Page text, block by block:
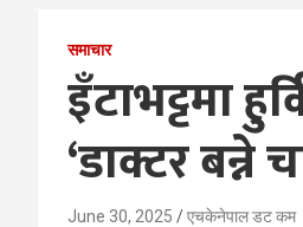
समाचार
इँटाभट्टमा
‘डाक्टर बन्ने
June 30, 2025 एचकेनेपाल डट कम